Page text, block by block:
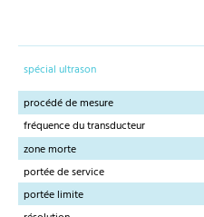
spécial ultrason
procédé de mesure
fréquence du transducteur
zone morte
portée de service
portée limite